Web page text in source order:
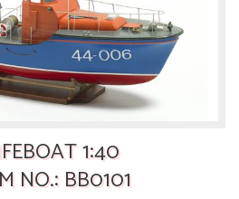
1:40
NO.: BB0101